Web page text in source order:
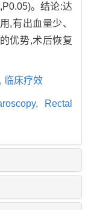
。结论:达
,有出血量少、
优势,术后恢复
临床疗效
Rectal